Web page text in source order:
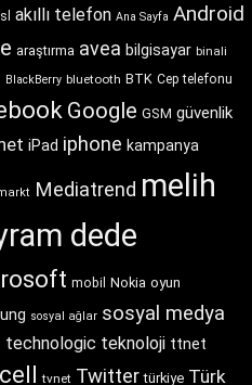
akıllı telefon Ana Sayfa Android
araştırma avea bilgisayar binali
BlackBerry bluetooth BTK Cep telefonu
Google GSM güvenlik
iPad iphone kampanya
Mediatrend melih
dede
mobil Nokia oyun
sosyal ağlar sosyal medya
technologic teknoloji ttnet
tvnet Twitter türkiye Türk